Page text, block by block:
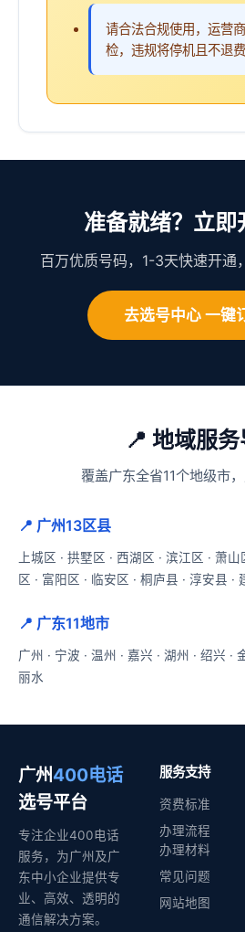
请合法合规使用，运营
检，违规将停机且不退费
准备就绪？立即
百万优质号码，1-3天快速开通
去选号中心 一键
📍 地域服
覆盖广东全省11个地级市
📍 广州13区县
上城区 · 拱墅区 · 西湖区 · 滨江区 · 萧山
区 · 富阳区 · 临安区 · 桐庐县 · 淳安县 ·
📍 广东11地市
广州 · 宁波 · 温州 · 嘉兴 · 湖州 · 绍兴 ·
丽水
广州400电话
选号平台
专注企业400电话
服务，为广州及广
东中小企业提供专
业、高效、透明的
通信解决方案。
服务支持
资费标准
办理流程
办理材料
常见问题
网站地图